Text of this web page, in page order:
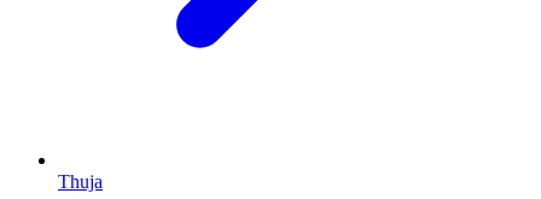
Thuja